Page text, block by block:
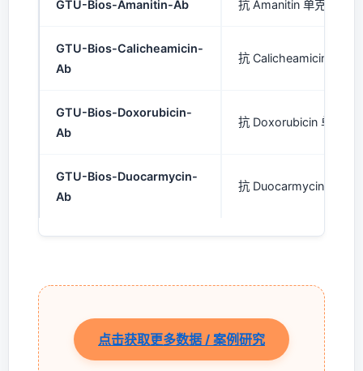
GTU-Bios-Amanitin-Ab 抗 Amanitin 单克隆抗
GTU-Bios-Calicheamicin-
Ab
抗 Calicheamicin 单克
GTU-Bios-Doxorubicin-
Ab
抗 Doxorubicin 单克隆
GTU-Bios-Duocarmycin-
Ab
抗 Duocarmycin 单克
点击获取更多数据 / 案例研究